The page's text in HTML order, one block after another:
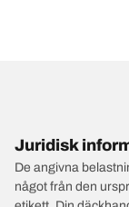
Juridisk
De angivna
något från den